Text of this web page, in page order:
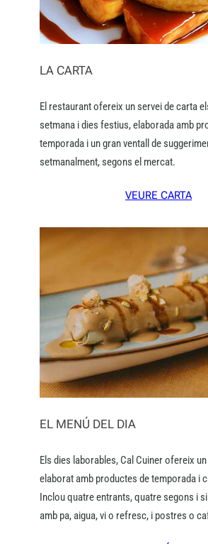
LA CARTA
El restaurant ofereix un servei de carta
setmana i dies festius, elaborada amb
temporada i un gran ventall de
setmanalment, segons el mercat.
VEURE CARTA
EL MENÚ DEL DIA
Els dies laborables, Cal Cuiner ofereix
elaborat amb productes de temporada i
Inclou quatre entrants, quatre segons i
amb pa, aigua, vi o refresc, i postres o